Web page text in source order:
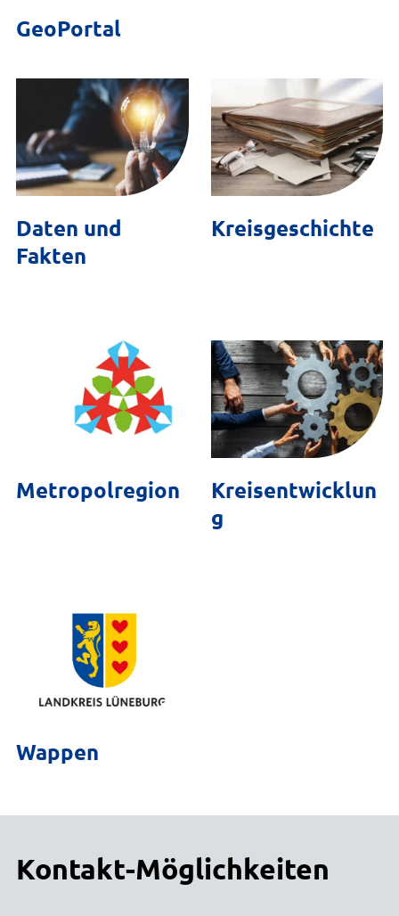
GeoPortal
Daten und
Fakten
Kreisgeschichte
Metropolregion
Kreisentwicklun
g
Wappen
Kontakt-Möglichkeiten